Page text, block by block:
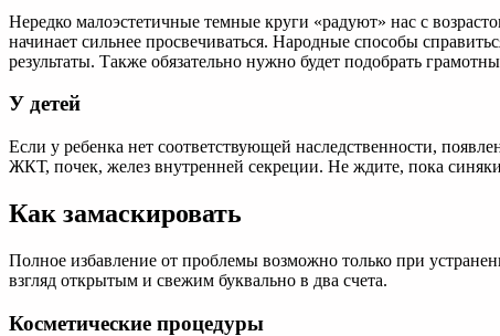
Нередко малоэстетичные темные круги «радуют» нас с
начинает сильнее просвечиваться. Народные способы
результаты. Также обязательно нужно будет подобрать
У детей
Если у ребенка нет соответствующей наследственности,
ЖКТ, почек, желез внутренней секреции. Не ждите, пока
Как замаскировать
Полное избавление от проблемы возможно только при
взгляд открытым и свежим буквально в два счета.
Косметические процедуры